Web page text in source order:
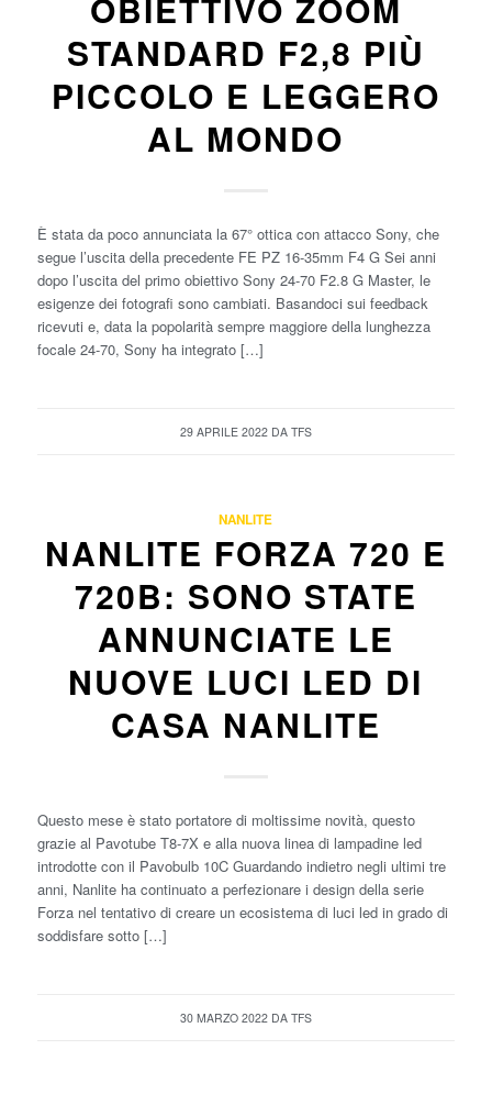
STANDARD F2,8 PIÙ
PICCOLO E LEGGERO
AL MONDO
È stata da poco annunciata la 67° ottica con attacco Sony, che
segue l’uscita della precedente FE PZ 16-35mm F4 G Sei anni
dopo l’uscita del primo obiettivo Sony 24-70 F2.8 G Master, le
esigenze dei fotografi sono cambiati. Basandoci sui feedback
ricevuti e, data la popolarità sempre maggiore della lunghezza
focale 24-70, Sony ha integrato […]
29 APRILE 2022 DA TFS
NANLITE
NANLITE FORZA 720 E
720B: SONO STATE
ANNUNCIATE LE
NUOVE LUCI LED DI
CASA NANLITE
Questo mese è stato portatore di moltissime novità, questo
grazie al Pavotube T8-7X e alla nuova linea di lampadine led
introdotte con il Pavobulb 10C Guardando indietro negli ultimi tre
anni, Nanlite ha continuato a perfezionare i design della serie
Forza nel tentativo di creare un ecosistema di luci led in grado di
soddisfare sotto […]
30 MARZO 2022 DA TFS